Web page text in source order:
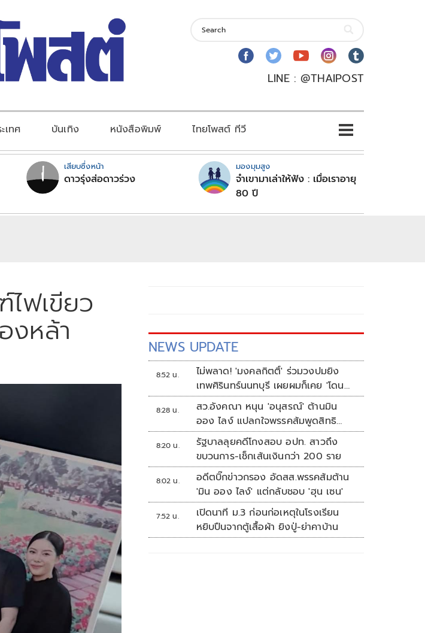
LINE : @THAIPOST
เทศ บันเทิง หนังสือพิมพ์ ไทยโพสต์ ทีวี
เสียบซึ่งหน้า
ดาวรุ่งส่อดาวร่วง
มองมุมสูง
จำเขามาเล่าให้ฟัง : เมื่อเราอายุ
80 ปี
ฟเขียว
งหล้า NEWS UPDATE
8:52 น.
ไม่พลาด! 'มงคลกิตติ์' ร่วมวงปมยิง
เทพศิรินทร์นนทบุรี เผยผมก็เคย 'โดน
เล่น'
8:28 น.
สว.อังคณา หนุน 'อนุสรณ์' ต้านมิน
ออง ไลง์ แปลกใจพรรคส้มพูดสิทธิ
มนุษยชนแต่กลับเงียบ
8:20 น.
รัฐบาลลุยคดีโกงสอบ อปท. สาวถึง
ขบวนการ-เช็กเส้นเงินกว่า 200 ราย
8:02 น.
อดีตบิ๊กข่าวกรอง อัดสส.พรรคส้มต้าน
'มิน ออง ไลง์' แต่กลับชอบ 'ฮุน เซน'
7:52 น.
เปิดนาที ม.3 ก่อนก่อเหตุในโรงเรียน
หยิบปืนจากตู้เสื้อผ้า ยิงปู่-ย่าคาบ้าน